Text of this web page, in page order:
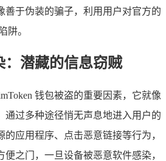
善于伪装的骗子，利用用户对官方的
阱。
：潜藏的信息窃贼
钱包被盗的重要因素，它就像
通过多种途径悄无声息地进入用户的
的应用程序、点击恶意链接等行为，
之门，一旦设备被恶意软件感染，